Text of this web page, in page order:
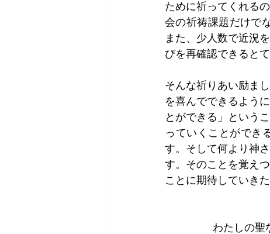
ために祈ってくれる
会の祈祷課題だけで
また、少人数で近況
びを再確認できると
そんな祈りあい励ま
を喜んでできるよう
とができる」という
っていくことができ
す。そして何より神
す。そのことを覚え
ことに期待していき
わたしの聖